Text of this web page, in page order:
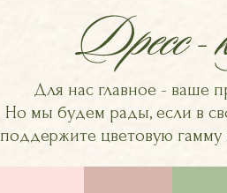
Для нас главное - ваше
Но мы будем рады, если в
поддержите цветовую